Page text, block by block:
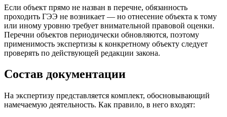
Если объект прямо не назван в перечне, обязанность
проходить ГЭЭ не возникает — но отнесение объекта к тому
или иному уровню требует внимательной правовой оценки.
Перечни объектов периодически обновляются, поэтому
применимость экспертизы к конкретному объекту следует
проверять по действующей редакции закона.
Состав документации
На экспертизу представляется комплект, обосновывающий
намечаемую деятельность. Как правило, в него входят: